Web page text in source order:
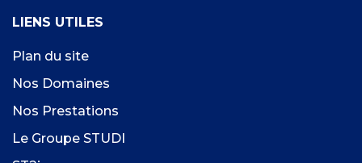
LIENS UTILES
Plan du site
Nos Domaines
Nos Prestations
Le Groupe STUDI